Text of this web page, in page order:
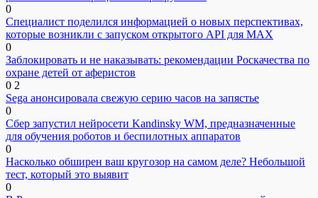
0
Специалист поделился информацией о новых перспективах,
которые возникли с запуском открытого API для МАХ
0
Заблокировать и не наказывать: рекомендации Роскачества по
охране детей от аферистов
0 2
Sega анонсировала свежую серию часов на запястье
0
Сбер запустил нейросети Kandinsky WM, предназначенные
для обучения роботов и беспилотных аппаратов
0
Насколько обширен ваш кругозор на самом деле? Небольшой
тест, который это выявит
0